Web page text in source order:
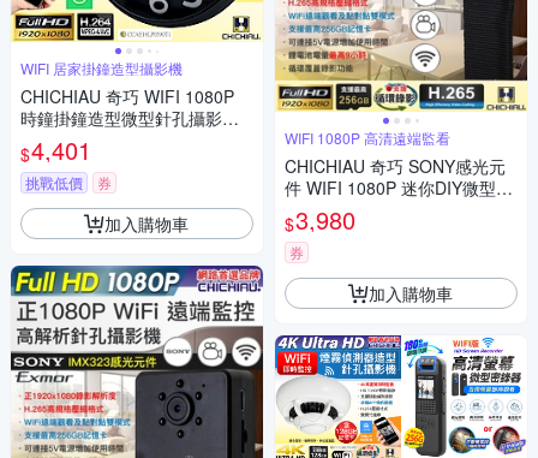
WIFI 居家掛鐘造型攝影機
CHICHIAU 奇巧 WIFI 1080P
時鐘掛鐘造型微型針孔攝影機C
K10 影音記錄器
$4,401
挑戰低價 券
加入購物車
WIFI 1080P 高清遠端監看
CHICHIAU 奇巧 SONY感光元
件 WIFI 1080P 迷你DIY微型針
孔遠端網路攝影機錄影模組 X3
M
$3,980
券
加入購物車